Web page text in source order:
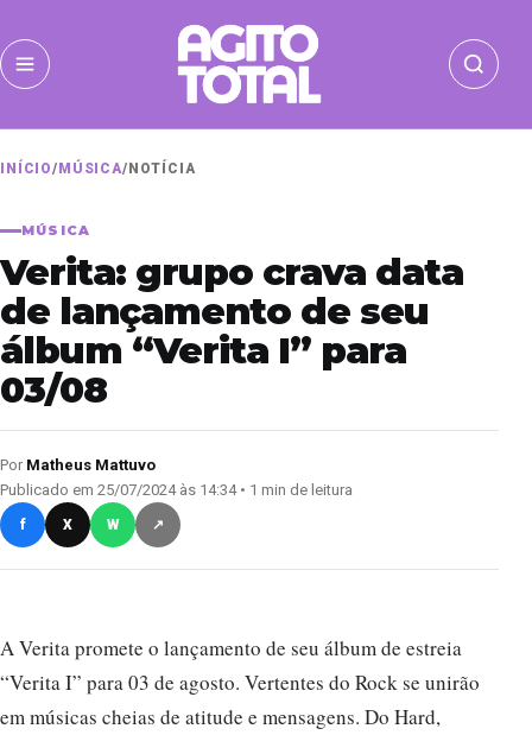
INÍCIO/ MÚSICA/ NOTÍCIA
MÚSICA
Verita: grupo crava data
de lançamento de seu
álbum “Verita I” para
03/08
Por Matheus Mattuvo
Publicado em 25/07/2024 às 14:34 • 1 min de leitura
f X W ↗
A Verita promete o lançamento de seu álbum de estreia
“Verita I” para 03 de agosto. Vertentes do Rock se unirão
em músicas cheias de atitude e mensagens. Do Hard,